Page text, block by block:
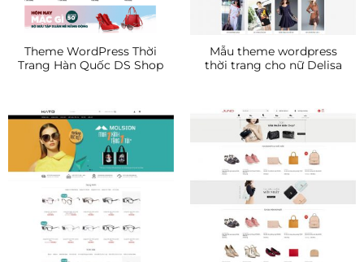
Theme WordPress Thời
Trang Hàn Quốc DS Shop
Mẫu theme wordpress
thời trang cho nữ Delisa